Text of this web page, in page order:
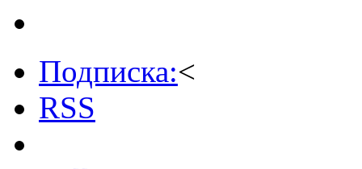
Подписка:<
RSS